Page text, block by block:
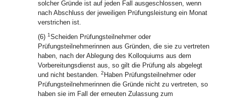
solcher Gründe ist auf jeden Fall ausgeschlossen, wenn
nach Abschluss der jeweiligen Prüfungsleistung ein Monat
verstrichen ist.
(6) 1Scheiden Prüfungsteilnehmer oder
Prüfungsteilnehmerinnen aus Gründen, die sie zu vertreten
haben, nach der Ablegung des Kolloquiums aus dem
Vorbereitungsdienst aus, so gilt die Prüfung als abgelegt
und nicht bestanden. 2 Haben Prüfungsteilnehmer oder
Prüfungsteilnehmerinnen die Gründe nicht zu vertreten, so
haben sie im Fall der erneuten Zulassung zum